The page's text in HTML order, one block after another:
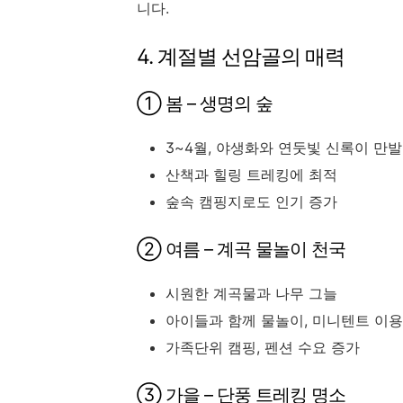
니다.
4. 계절별 선암골의 매력
① 봄 – 생명의 숲
3~4월, 야생화와 연둣빛 신록이 만발
산책과 힐링 트레킹에 최적
숲속 캠핑지로도 인기 증가
② 여름 – 계곡 물놀이 천국
시원한 계곡물과 나무 그늘
아이들과 함께 물놀이, 미니텐트 이
가족단위 캠핑, 펜션 수요 증가
③ 가을 – 단풍 트레킹 명소